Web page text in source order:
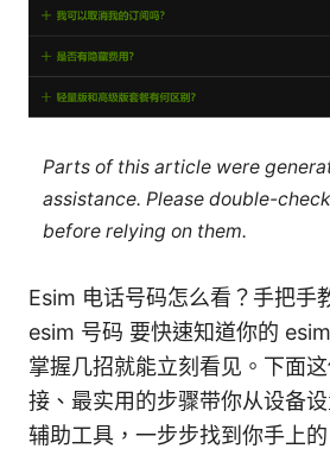
Parts of this article were
assistance. Please double-
before relying on them.
Esim 电话号码怎么看？手把手
esim 号码 要快速知道你的
掌握几招就能立刻看见。下面
接、最实用的步骤带你从设备
辅助工具，一步步找到你手上